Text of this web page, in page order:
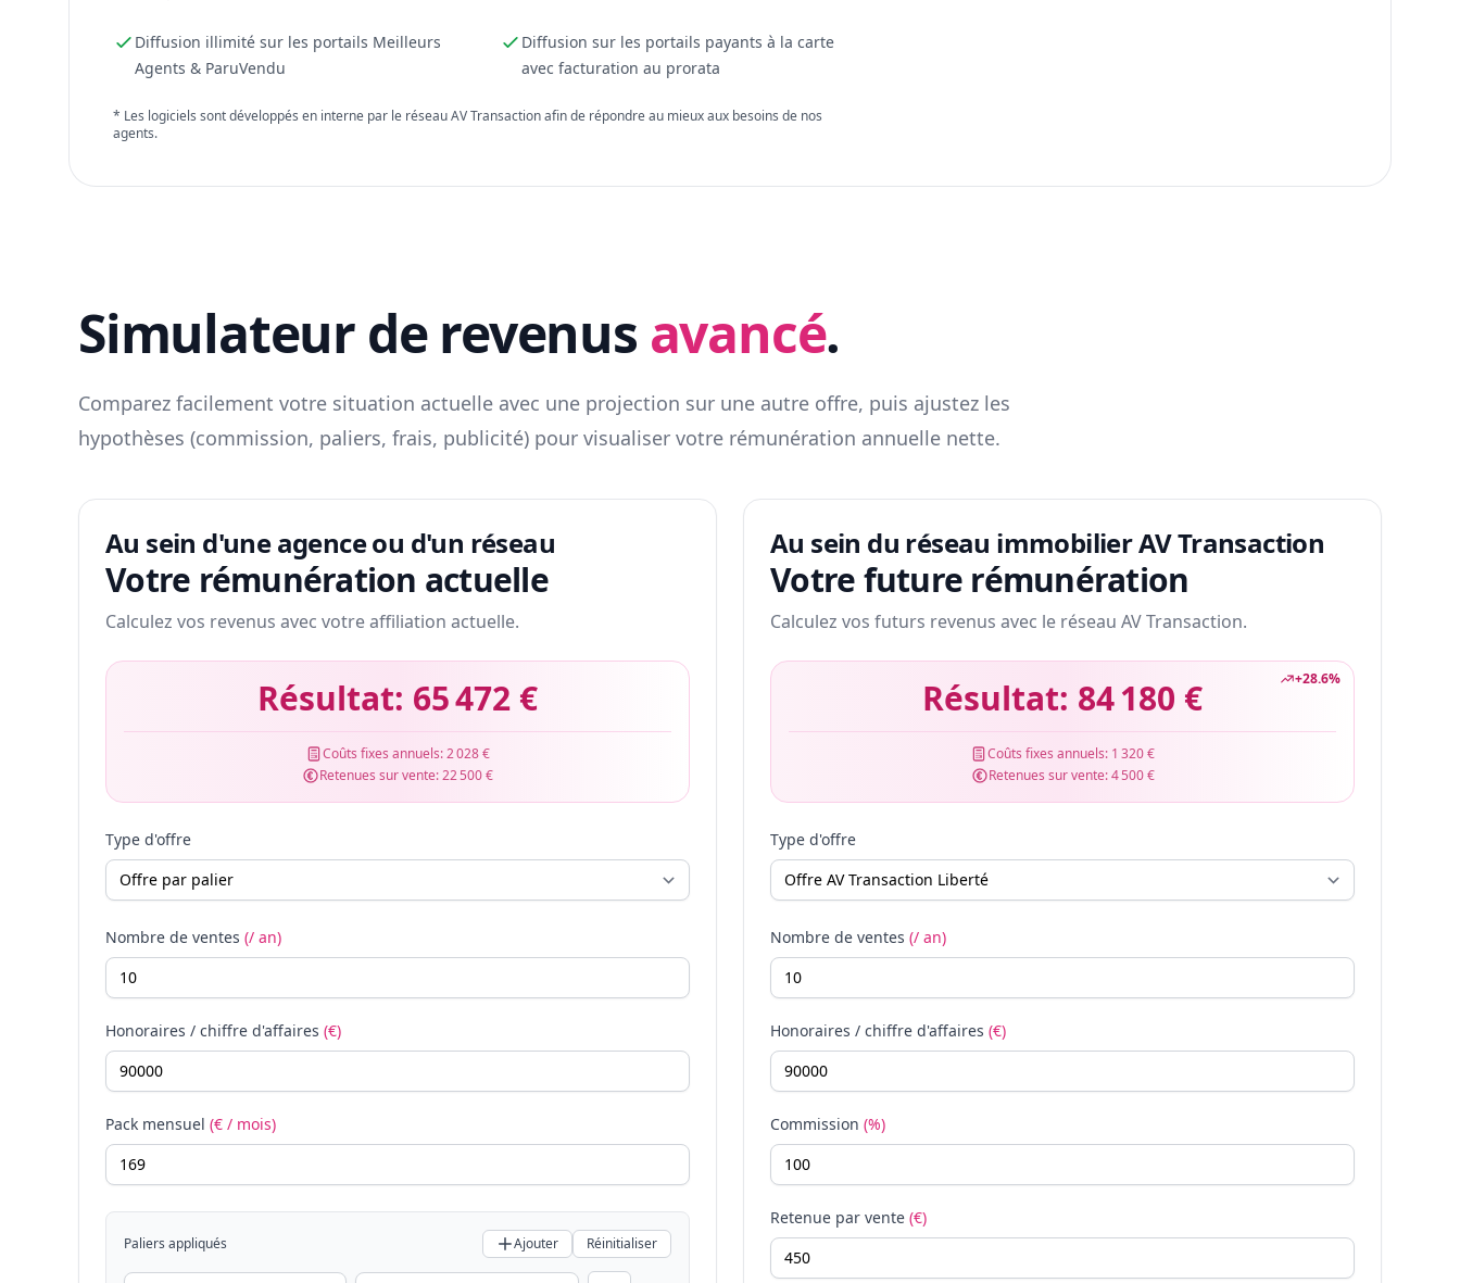
Diffusion illimité sur les portails Meilleurs
Agents & ParuVendu
Diffusion sur les portails payants à la carte
avec facturation au prorata
* Les logiciels sont développés en interne par le réseau AV Transaction afin de répondre au mieux aux besoins de nos
agents.
Simulateur de revenus avancé.
Comparez facilement votre situation actuelle avec une projection sur une autre offre, puis ajustez les
hypothèses (commission, paliers, frais, publicité) pour visualiser votre rémunération annuelle nette.
Au sein d'une agence ou d'un réseau
Votre rémunération actuelle
Calculez vos revenus avec votre affiliation actuelle.
Résultat: 65 472 €
Coûts fixes annuels:2 028 €
Retenues sur vente:22 500 €
Type d'offre
Nombre de ventes (/ an)
Honoraires / chiffre d'affaires (€)
Pack mensuel (€ / mois)
Paliers appliqués Ajouter Réinitialiser
Au sein du réseau immobilier AV Transaction
Votre future rémunération
Calculez vos futurs revenus avec le réseau AV Transaction.
+28.6%
Résultat: 84 180 €
Coûts fixes annuels: 1 320 €
Retenues sur vente:4 500 €
Type d'offre
Nombre de ventes (/ an)
Honoraires / chiffre d'affaires (€)
Commission (%)
Retenue par vente (€)